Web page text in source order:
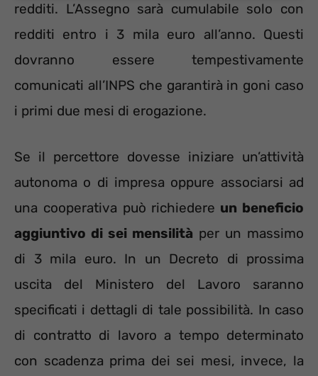
redditi. L’Assegno sarà cumulabile solo con
redditi entro i 3 mila euro all’anno. Questi
dovranno essere tempestivamente
comunicati all’INPS che garantirà in goni caso
i primi due mesi di erogazione.
Se il percettore dovesse iniziare un’attività
autonoma o di impresa oppure associarsi ad
una cooperativa può richiedere un beneficio
aggiuntivo di sei mensilità per un massimo
di 3 mila euro. In un Decreto di prossima
uscita del Ministero del Lavoro saranno
specificati i dettagli di tale possibilità. In caso
di contratto di lavoro a tempo determinato
con scadenza prima dei sei mesi, invece, la